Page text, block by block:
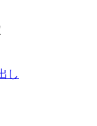
し